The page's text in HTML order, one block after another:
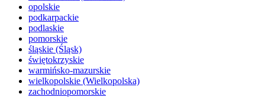
opolskie
podkarpackie
podlaskie
pomorskie
śląskie (Śląsk)
świętokrzyskie
warmińsko-mazurskie
wielkopolskie (Wielkopolska)
zachodniopomorskie